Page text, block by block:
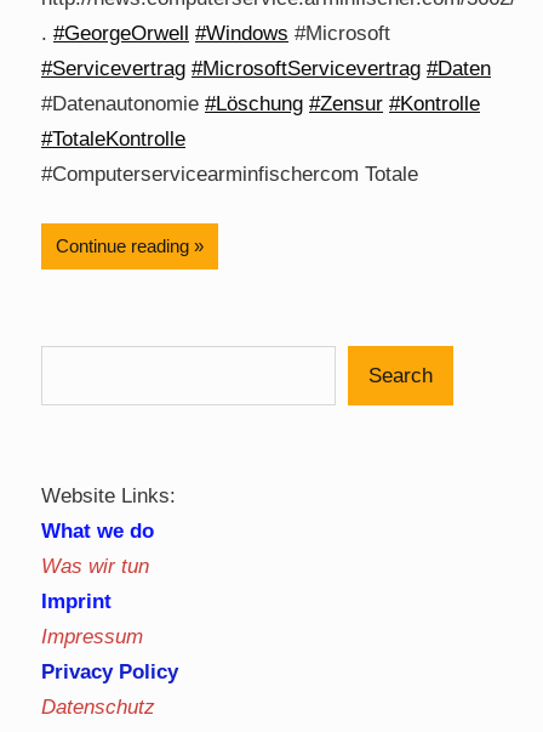
. #GeorgeOrwell #Windows #Microsoft
#Servicevertrag #MicrosoftServicevertrag #Daten
#Datenautonomie #Löschung #Zensur #Kontrolle
#TotaleKontrolle
#Computerservicearminfischercom Totale
Continue reading
Search
Website Links:
What we do
Was wir tun
Imprint
Impressum
Privacy Policy
Datenschutz